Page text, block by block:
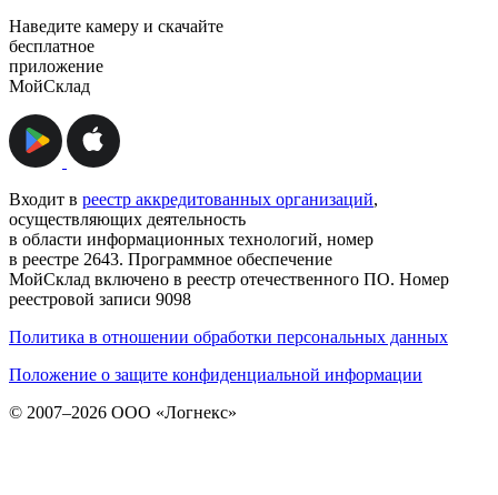
Наведите камеру и скачайте
бесплатное
приложение
МойСклад
Входит в реестр аккредитованных организаций,
осуществляющих деятельность
в области информационных технологий, номер
в реестре 2643. Программное обеспечение
МойСклад включено в реестр отечественного ПО. Номер
реестровой записи 9098
Политика в отношении обработки персональных данных
Положение о защите конфиденциальной информации
© 2007–2026 ООО «Логнекс»